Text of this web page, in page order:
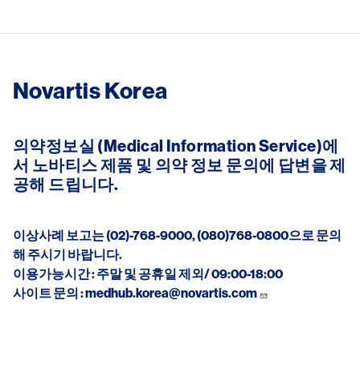
Novartis Korea
의약정보실 (Medical Information Service)에
서 노바티스 제품 및 의약 정보 문의에 답변을 제
공해 드립니다.
이상사례 보고는 (02)-768-9000, (080)768-0800으로 문의
해 주시기 바랍니다.
이용가능시간 : 주말 및 공휴일 제외/ 09:00-18:00
사이트 문의 :medhub.korea@novartis.com